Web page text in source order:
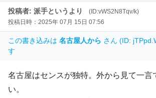
投稿者: 派手というより
(ID:vWS2N8Tqv/k)
投稿日時：2025年 07月 15日 07:56
この書き込みは 名古屋人から さん (ID:
す
名古屋はセンスが独特。外から見て一言
い。